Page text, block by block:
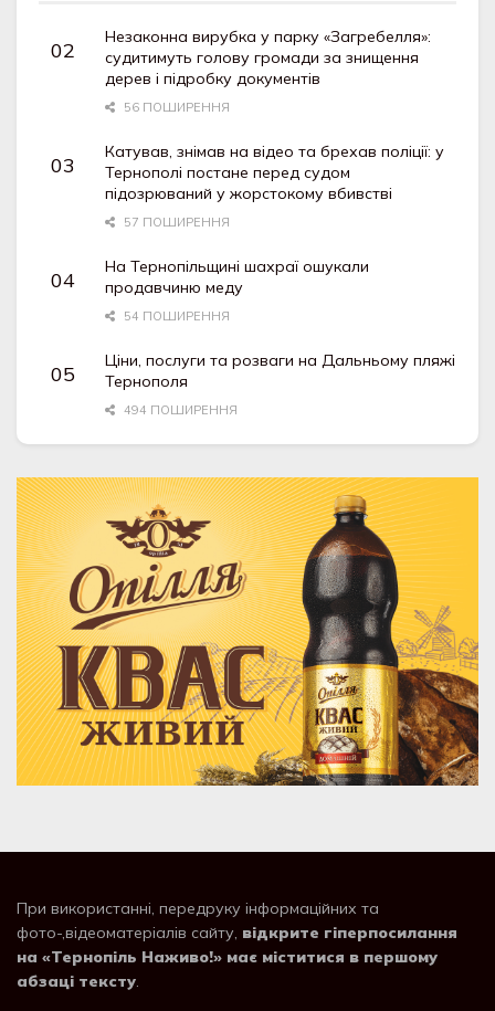
Незаконна вирубка у парку «Загребелля»:
судитимуть голову громади за знищення
дерев і підробку документів
56 ПОШИРЕННЯ
Катував, знімав на відео та брехав поліції: у
Тернополі постане перед судом
підозрюваний у жорстокому вбивстві
57 ПОШИРЕННЯ
На Тернопільщині шахраї ошукали
продавчиню меду
54 ПОШИРЕННЯ
Ціни, послуги та розваги на Дальньому пляжі
Тернополя
494 ПОШИРЕННЯ
При використанні, передруку інформаційних та
фото-,відеоматеріалів сайту, відкрите гіперпосилання
на «Тернопіль Наживо!» має міститися в першому
абзаці тексту.